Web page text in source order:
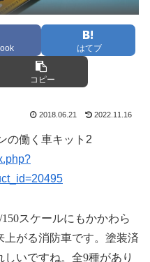
はてブ
コピー
2018.06.21 2022.11.16
の働く車キット2
150スケールにもかかわら
がる消防車です。塗装済
しいですね。全9種があり